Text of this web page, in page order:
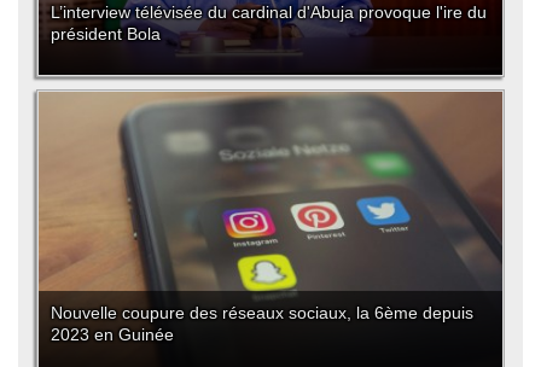
L’interview télévisée du cardinal d'Abuja provoque l'ire du
président Bola
Nouvelle coupure des réseaux sociaux, la 6ème depuis
2023 en Guinée